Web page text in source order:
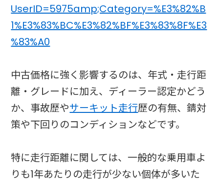
UserID=5975amp;Category=%E3%82%B
1%E3%83%BC%E3%82%BF%E3%83%8F%E3
%83%A0
中古価格に強く影響するのは、年式・走行距
離・グレードに加え、ディーラー認定かどう
か、事故歴やサーキット走行歴の有無、錆対
策や下回りのコンディションなどです。
特に走行距離に関しては、一般的な乗用車よ
りも1年あたりの走行が少ない個体が多いた